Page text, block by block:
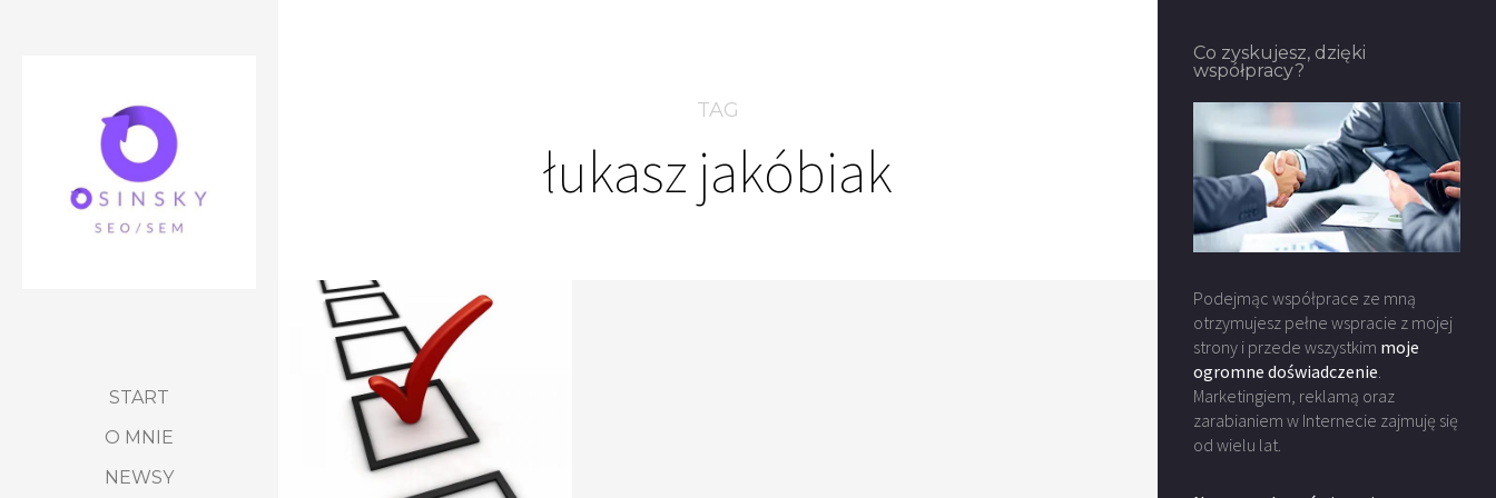
START
O MNIE
NEWSY
TAG
łukasz jakóbiak
Co zyskujesz, dzięki
współpracy?
Podejmąc współprace ze mną
otrzymujesz pełne wspracie z mojej
strony i przede wszystkim moje
ogromne doświadczenie.
Marketingiem, reklamą oraz
zarabianiem w Internecie zajmuję się
od wielu lat.